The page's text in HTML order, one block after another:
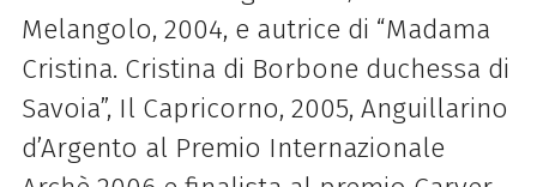
Melangolo, 2004, e autrice di “Madama
Cristina. Cristina di Borbone duchessa di
Savoia”, Il Capricorno, 2005, Anguillarino
d’Argento al Premio Internazionale